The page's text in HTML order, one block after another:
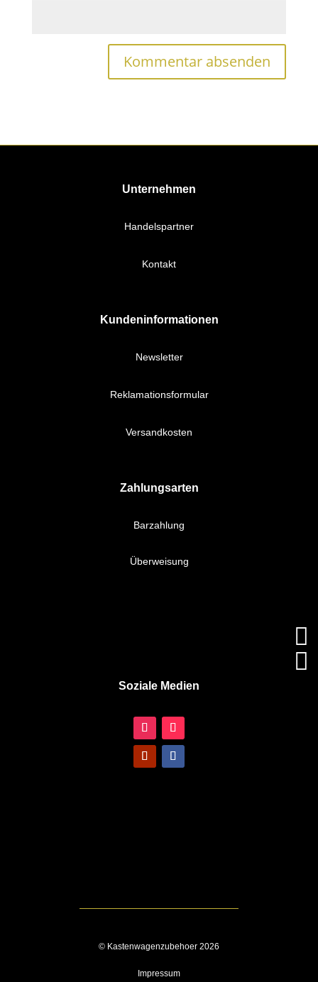
Unternehmen
Handelspartner
Kontakt
Kundeninformationen
Newsletter
Reklamationsformular
Versandkosten
Zahlungsarten
Barzahlung
Überweisung
Soziale Medien


© Kastenwagenzubehoer 2026
Impressum